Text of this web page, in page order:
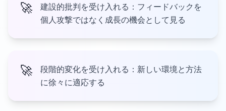
🚀
建設的批判を受け入れる：フィードバックを
個人攻撃ではなく成長の機会として見る
🚀
段階的変化を受け入れる：新しい環境と方法
に徐々に適応する